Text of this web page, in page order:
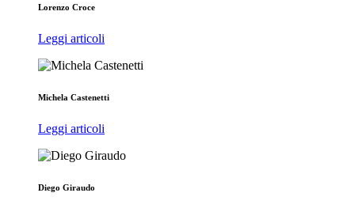
Lorenzo Croce
Leggi articoli
Michela Castenetti
Leggi articoli
Diego Giraudo